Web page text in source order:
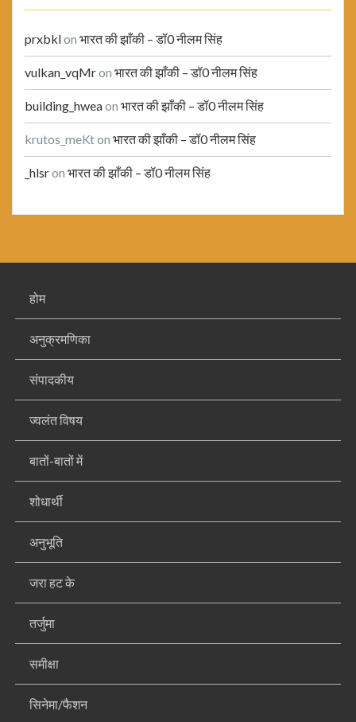
prxbklon भारत की झाँकी – डॉ0 नीलम सिंह
vulkan_vqMron भारत की झाँकी – डॉ0 नीलम सिंह
building_hweaon भारत की झाँकी – डॉ0 नीलम सिंह
krutos_meKton भारत की झाँकी – डॉ0 नीलम सिंह
_hlsron भारत की झाँकी – डॉ0 नीलम सिंह
होम
अनुक्रमणिका
संपादकीय
ज्वलंत विषय
बातों-बातों में
शोधार्थी
अनुभूति
जरा हट के
तर्जुमा
समीक्षा
सिनेमा/फैशन